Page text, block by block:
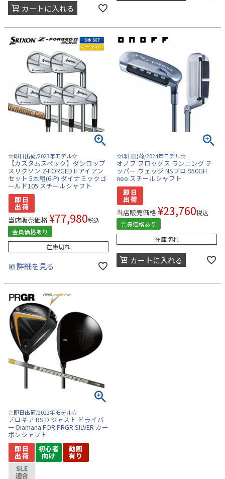
カートに入れる
☆即日出荷/2023年モデル☆
【カスタムスペック】ダンロップ
スリクソン Z-FORGED II アイアン
セット 5本組(6-P) ダイナミックゴ
ールド105 スチールシャフト
当店販売価格 ¥77,980税込
会員価格あり
在庫切れ
詳細を見る
☆即日出荷/2024年モデル☆
オノフ フロッグス ランニング チ
ッパー ウェッジ NSプロ 950GH
neo スチールシャフト
当店販売価格 ¥23,760税込
会員価格あり
在庫切れ
カートに入れる
☆即日出荷/2022年モデル☆
プロギア RS D ジャスト ドライバ
ー Diamana FOR PRGR SILVER カー
ボンシャフト